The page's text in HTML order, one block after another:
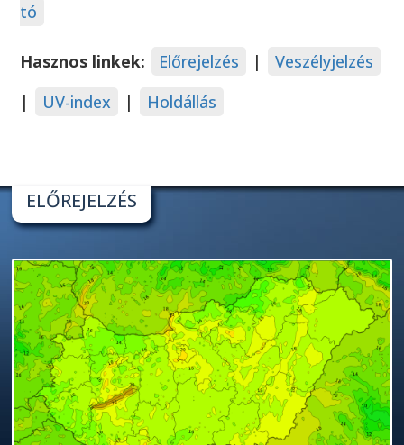
tó
Hasznos linkek: Előrejelzés |
Veszélyjelzés
|
UV-index | Holdállás
ELŐREJELZÉS